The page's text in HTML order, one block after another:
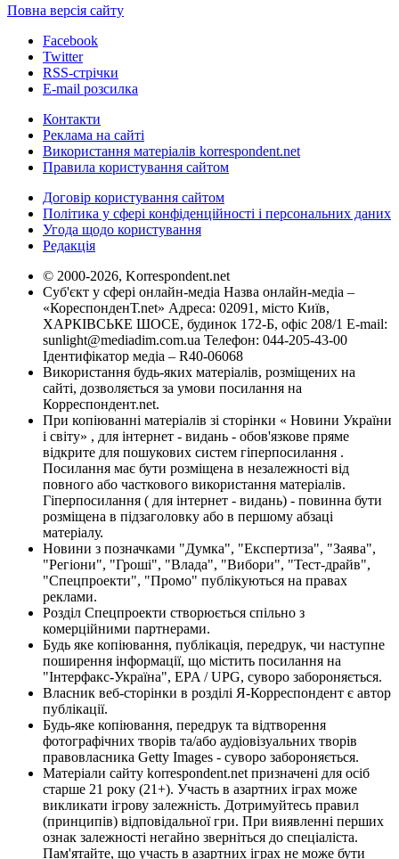
Повна версія сайту
Facebook
Twitter
RSS-стрічки
E-mail розсилка
Контакти
Реклама на сайті
Використання матеріалів korrespondent.net
Правила користування сайтом
Договір користування сайтом
Політика у сфері конфіденційності і персональних даних
Угода щодо користування
Редакція
© 2000-2026, Korrespondent.net
Суб'єкт у сфері онлайн-медіа Назва онлайн-медіа –
«КореспонденТ.net» Адреса: 02091, місто Київ,
ХАРКІВСЬКЕ ШОСЕ, будинок 172-Б, офіс 208/1 E-mail:
sunlight@mediadim.com.ua Телефон: 044-205-43-00
Ідентифікатор медіа – R40-06068
Використання будь-яких матеріалів, розміщених на
сайті, дозволяється за умови посилання на
Корреспондент.net.
При копіюванні матеріалів зі сторінки « Новини України
і світу» , для інтернет - видань - обов'язкове пряме
відкрите для пошукових систем гіперпосилання .
Посилання має бути розміщена в незалежності від
повного або часткового використання матеріалів.
Гіперпосилання ( для інтернет - видань) - повинна бути
розміщена в підзаголовку або в першому абзаці
матеріалу.
Новини з позначками "Думка", "Експертиза", "Заява",
"Регіони", "Гроші", "Влада", "Вибори", "Тест-драйв",
"Спецпроекти", "Промо" публікуються на правах
реклами.
Розділ Спецпроекти створюється спільно з
комерційними партнерами.
Будь яке копіювання, публікація, передрук, чи наступне
поширення інформації, що містить посилання на
"Інтерфакс-Україна", EPA / UPG, суворо забороняється.
Власник веб-сторінки в розділі Я-Корреспондент є автор
публікації.
Будь-яке копіювання, передрук та відтворення
фотографічних творів та/або аудіовізуальних творів
правовласника Getty Images - суворо забороняється.
Матеріали сайту korrespondent.net призначені для осіб
старше 21 року (21+). Участь в азартних іграх може
викликати ігрову залежність. Дотримуйтесь правил
(принципів) відповідальної гри. При виявленні перших
ознак залежності негайно зверніться до спеціаліста.
Пам'ятайте, що участь в азартних іграх не може бути